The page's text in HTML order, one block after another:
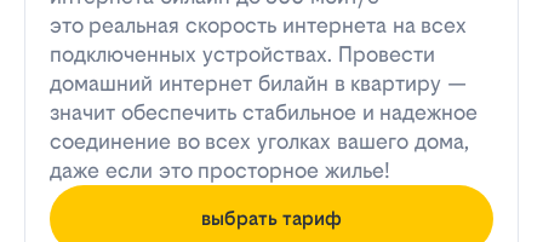
это реальная скорость интернета на всех
подключенных устройствах. Провести
домашний интернет билайн в квартиру —
значит обеспечить стабильное и надежное
соединение во всех уголках вашего дома,
даже если это просторное жилье!
выбрать тариф